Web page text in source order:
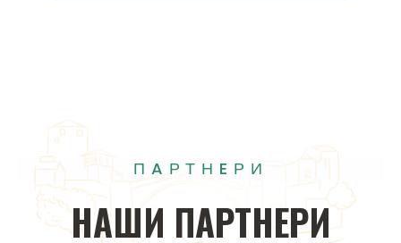
ПAРТНEРИ
НAШИ ПAРТНEРИ